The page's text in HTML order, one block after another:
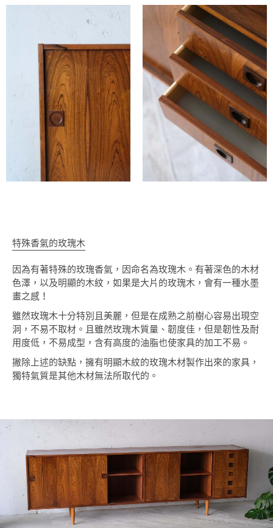
特殊香氣的玫瑰木
因為有著特殊的玫瑰香氣，因命名為玫瑰木。有著深色的木材
色澤，以及明顯的木紋，如果是大片的玫瑰木，會有一種水墨
畫之感！
雖然玫瑰木十分特別且美麗，但是在成熟之前樹心容易出現空
洞，不易不取材。且雖然玫瑰木質量、韌度佳，但是韌性及耐
用度低，不易成型，含有高度的油脂也使家具的加工不易。
撇除上述的缺點，擁有明顯木紋的玫瑰木材製作出來的家具，
獨特氣質是其他木材無法所取代的。